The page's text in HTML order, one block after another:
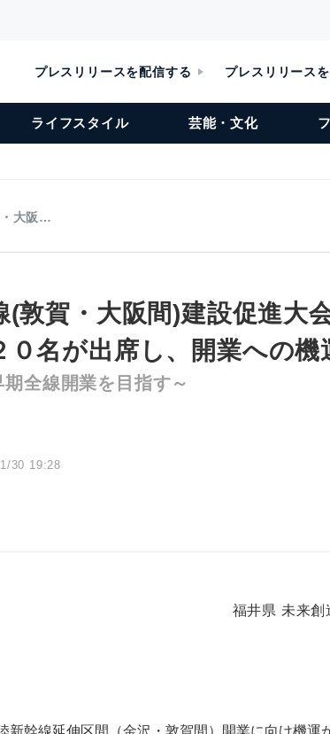
プレスリリースを配信する プレスリリース
ライフスタイル 芸能・文化
大阪…
(敦賀・大阪間)建設促進大
０名が出席し、開業への機
全線開業を目指す～
30 19:28
福井県 未来創
新幹線延伸区間（金沢・敦賀間）開業に向け機運